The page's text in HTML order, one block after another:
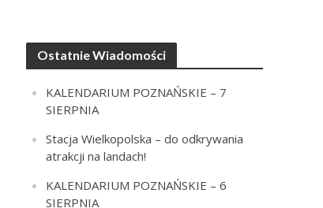
Ostatnie Wiadomości
KALENDARIUM POZNAŃSKIE – 7
SIERPNIA
Stacja Wielkopolska – do odkrywania
atrakcji na landach!
KALENDARIUM POZNAŃSKIE – 6
SIERPNIA